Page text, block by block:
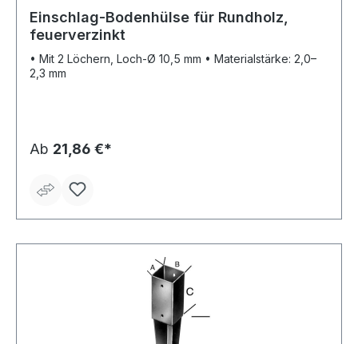
Einschlag-Bodenhülse für Rundholz,
feuerverzinkt
• Mit 2 Löchern, Loch-Ø 10,5 mm • Materialstärke: 2,0–
2,3 mm
Ab 21,86 €*